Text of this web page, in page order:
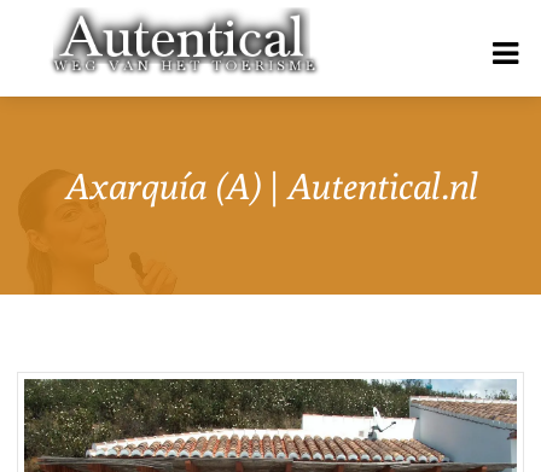
Axarquía (A) | Autentical.nl